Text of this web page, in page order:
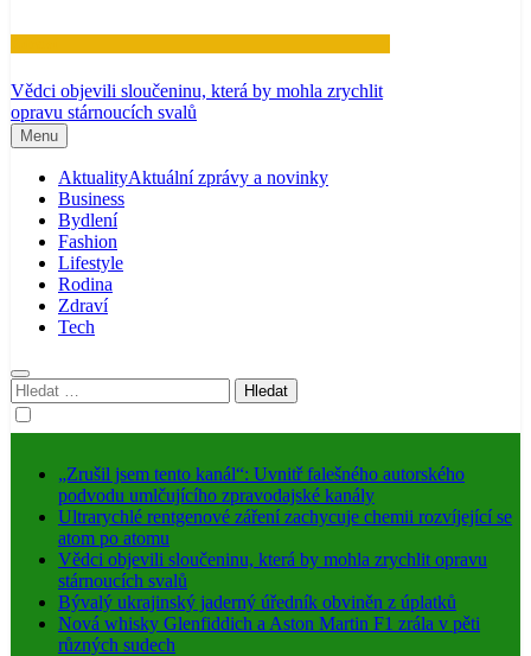
Vědci objevili sloučeninu, která by mohla zrychlit
opravu stárnoucích svalů
Menu
AktualityAktuální zprávy a novinky
Business
Bydlení
Fashion
Lifestyle
Rodina
Zdraví
Tech
Vyhledávání
„Zrušil jsem tento kanál“: Uvnitř falešného autorského
podvodu umlčujícího zpravodajské kanály
Ultrarychlé rentgenové záření zachycuje chemii rozvíjející se
atom po atomu
Vědci objevili sloučeninu, která by mohla zrychlit opravu
stárnoucích svalů
Bývalý ukrajinský jaderný úředník obviněn z úplatků
Nová whisky Glenfiddich a Aston Martin F1 zrála v pěti
různých sudech